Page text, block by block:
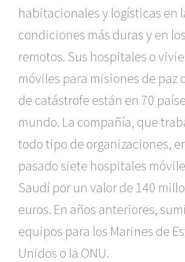
habitacionales y logísticas en
condiciones más duras y en
remotos. Sus hospitales o
móviles para misiones de paz
de catástrofe están en 70
mundo. La compañía, que
todo tipo de organizaciones,
pasado siete hospitales
Saudí por un valor de 140
euros. En años anteriores,
equipos para los Marines de
Unidos o la ONU.